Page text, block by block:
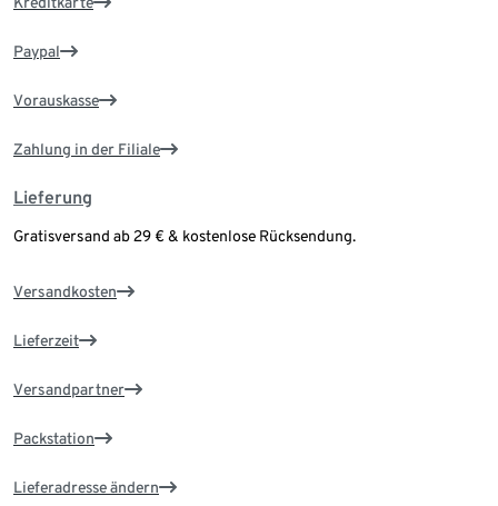
Paypal
Vorauskasse
Zahlung in der Filiale
Lieferung
Gratisversand ab 29 € & kostenlose Rücksendung.
Versandkosten
Lieferzeit
Versandpartner
Packstation
Lieferadresse ändern